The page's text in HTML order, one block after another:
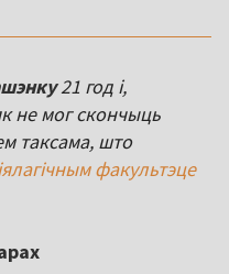
21 год і,
не мог скончыць
таксама, што
факультэце